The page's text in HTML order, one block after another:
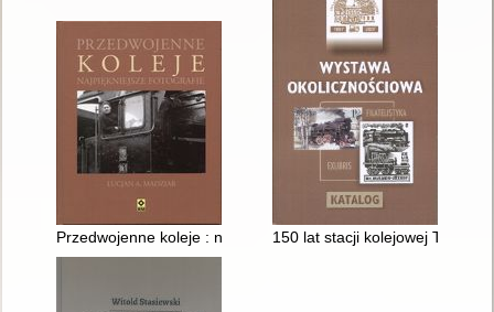
Przedwojenne koleje : najpiękniejsze fotografie
150 lat stacji kolejowej